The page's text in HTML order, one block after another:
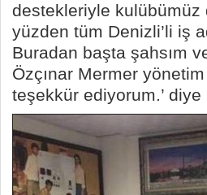
destekleriyle
yüzden tüm Denizli’li iş
Buradan başta şahsım
Özçınar Mermer
teşekkür ediyorum.’ diye